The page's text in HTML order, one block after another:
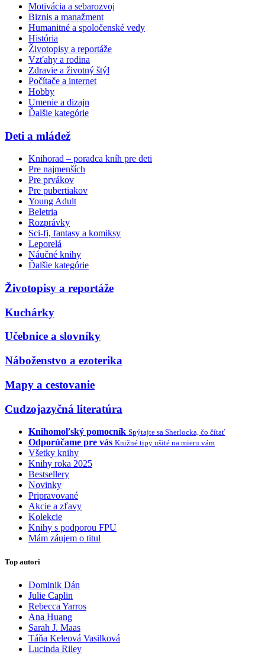
Motivácia a sebarozvoj
Biznis a manažment
Humanitné a spoločenské vedy
História
Životopisy a reportáže
Vzťahy a rodina
Zdravie a životný štýl
Počítače a internet
Hobby
Umenie a dizajn
Ďalšie kategórie
Deti a mládež
Knihorad – poradca kníh pre deti
Pre najmenších
Pre prvákov
Pre pubertiakov
Young Adult
Beletria
Rozprávky
Sci-fi, fantasy a komiksy
Leporelá
Náučné knihy
Ďalšie kategórie
Životopisy a reportáže
Kuchárky
Učebnice a slovníky
Náboženstvo a ezoterika
Mapy a cestovanie
Cudzojazyčná literatúra
Knihomoľský pomocník Spýtajte sa Sherlocka, čo čítať
Odporúčame pre vás Knižné tipy ušité na mieru vám
Všetky knihy
Knihy roka 2025
Bestsellery
Novinky
Pripravované
Akcie a zľavy
Kolekcie
Knihy s podporou FPU
Mám záujem o titul
Top autori
Dominik Dán
Julie Caplin
Rebecca Yarros
Ana Huang
Sarah J. Maas
Táňa Keleová Vasilková
Lucinda Riley